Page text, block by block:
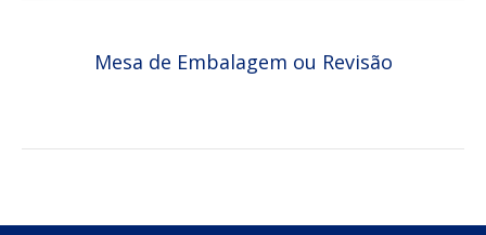
Mesa de Embalagem ou Revisão